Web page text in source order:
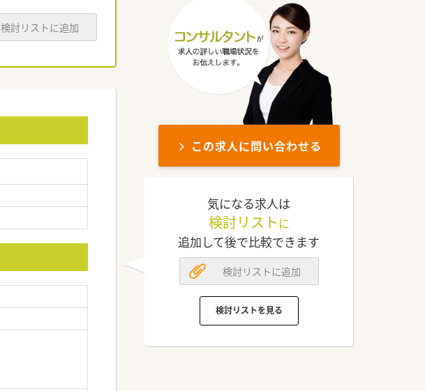
検討リストに追加
この求人に問い合わせる
気になる求人は
検討リスト に
追加して後で比較できます
検討リストに追加
検討リストを見る